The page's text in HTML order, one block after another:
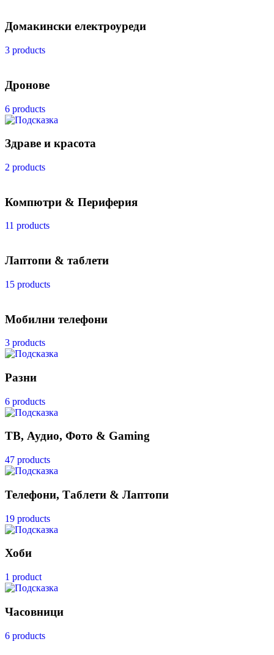
Домакински електроуреди
3 products
Дронове
6 products
Здраве и красота
2 products
Компютри & Периферия
11 products
Лаптопи & таблети
15 products
Мобилни телефони
3 products
Разни
6 products
ТВ, Аудио, Фото & Gaming
47 products
Телефони, Таблети & Лаптопи
19 products
Хоби
1 product
Часовници
6 products